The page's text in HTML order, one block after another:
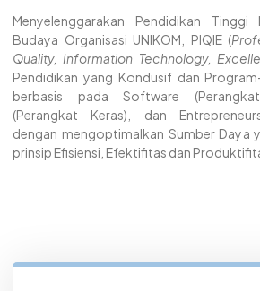
Menyelenggarakan Pendidikan Tinggi
Budaya Organisasi UNIKOM, PIQIE (
Quality, Information Technology,
Pendidikan yang Kondusif dan
berbasis pada Software
(Perangkat Keras), dan
dengan mengoptimalkan Sumber Daya
prinsip Efisiensi, Efektifitas dan